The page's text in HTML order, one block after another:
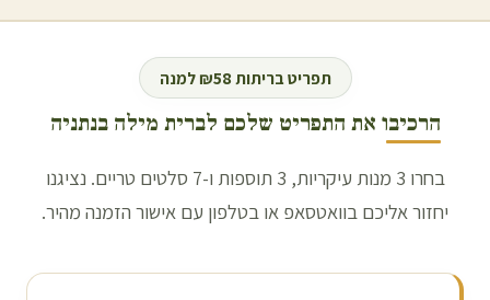
תפריט בריתות ₪58 למנה
הרכיבו את התפריט שלכם לברית מילה בנתניה
בחרו 3 מנות עיקריות, 3 תוספות ו-7 סלטים טריים. נציגנו
יחזור אליכם בוואטסאפ או בטלפון עם אישור הזמנה מהיר.